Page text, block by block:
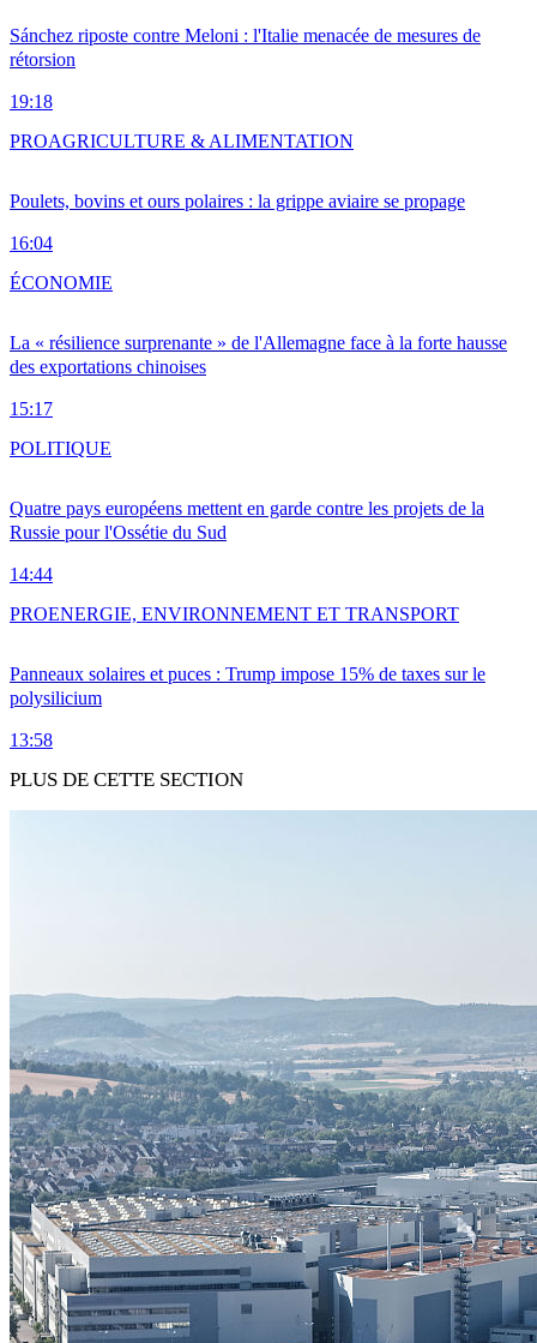
Sánchez riposte contre Meloni : l'Italie menacée de mesures de
rétorsion
19:18
Poulets, bovins et ours polaires : la grippe aviaire se propage
16:04
PROAGRICULTURE & ALIMENTATION
La « résilience surprenante » de l'Allemagne face à la forte hausse
des exportations chinoises
15:17
ÉCONOMIE
Quatre pays européens mettent en garde contre les projets de la
Russie pour l'Ossétie du Sud
14:44
POLITIQUE
Panneaux solaires et puces : Trump impose 15% de taxes sur le
polysilicium
13:58
PROENERGIE, ENVIRONNEMENT ET TRANSPORT
PLUS DE CETTE SECTION